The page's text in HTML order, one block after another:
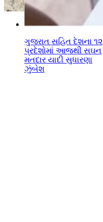
ગુજરાત સહિત દેશના ૧૨
પ્રદેશોમાં આજથી સઘન
મતદાર યાદી સુધારણા
ઝુંબેશ